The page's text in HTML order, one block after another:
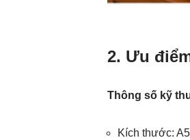
2. Ưu
Thông số kỹ
Kích thước: A5